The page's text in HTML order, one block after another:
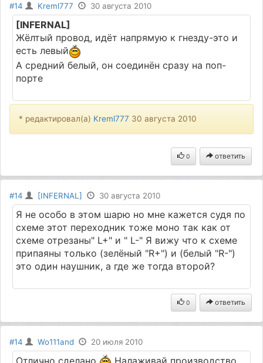
#14 Kreml777 30 августа 2010
[INFERNAL]
Жёлтый провод, идёт напрямую к гнезду-это и
есть левый
А средний белый, он соединён сразу на поп-
порте
* редактировал(а) Kreml777 30 августа 2010
0 ответить
#14 [INFERNAL] 30 августа 2010
Я не особо в этом шарю но мне кажется судя по
схеме этот переходник тоже моно так как от
схеме отрезаны" L+" и " L-" Я вижу что к схеме
припаяны только (зелёный "R+") и (белый "R-")
это один наушник, а где же тогда второй?
0 ответить
#14 Wo111and 20 июля 2010